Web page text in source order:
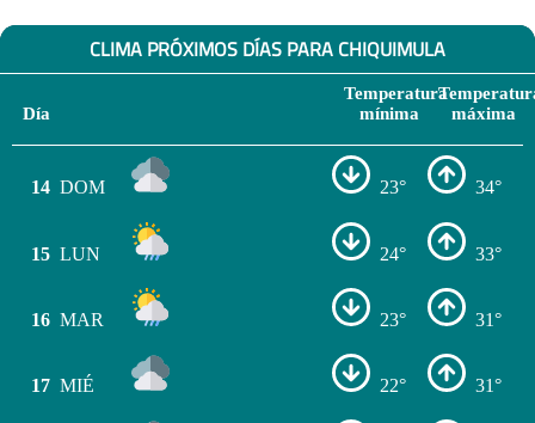
CLIMA PRÓXIMOS DÍAS PARA CHIQUIMULA
Día
Temperatura
mínima
máxima
14 DOM 23° 34°
15 LUN 24° 33°
16 MAR 23° 31°
17 MIÉ 22° 31°